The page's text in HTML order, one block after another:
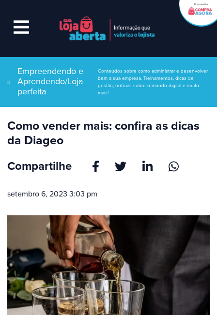
Empreendendo e
Aprendendo/Loja
perfeita
Conteúdos sobre como administrar e desenvolver
bem a sua empresa. Treinamentos, dicas de
gestão, notícias sobre o mundo digital e muito
mais!
Como vender mais: confira as dicas
da Diageo
Compartilhe
setembro 6, 2023 3:03 pm